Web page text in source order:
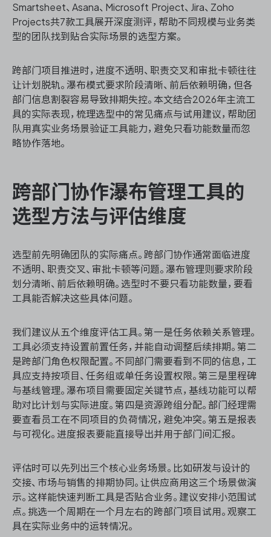
Smartsheet、Asana、Microsoft Project、Jira、Zoho
Projects共7款工具展开深度测评，帮助不同规模与业务类
型的团队找到贴合实际场景的选型方案。
跨部门项目推进时，进度不透明、职责交叉和审批卡顿往往
让计划脱轨。瀑布模式要求阶段清晰、前后依赖明确，但各
部门信息割裂容易导致排期失控。本文结合2026年主流工
具的实际表现，梳理选型中的常见痛点与试用建议，帮助团
队用真实业务场景验证工具能力，避免只看功能数量而忽
略协作落地。
跨部门协作瀑布管理工具的
选型方法与评估维度
选型前先明确团队的实际痛点。跨部门协作通常面临进度
不透明、职责交叉、审批卡顿等问题。瀑布管理则要求阶段
划分清晰、前后依赖明确。选型时不要只看功能数量，要看
工具能否解决这些具体问题。
我们建议从五个维度评估工具。第一是任务依赖关系管理。
工具必须支持设置前置任务，并能自动调整后续排期。第二
是跨部门角色权限配置。不同部门需要看到不同的信息，工
具应支持按项目、任务组或单任务设置权限。第三是里程碑
与基线管理。瀑布项目需要固定关键节点，基线功能可以帮
助对比计划与实际进度。第四是资源跨组分配。部门经理需
要查看员工在不同项目的负荷情况，避免冲突。第五是报表
与可视化。进度报表要能直接导出并用于部门间汇报。
评估时可以先列出三个核心业务场景。比如研发与设计的
交接、市场与销售的排期协同。让供应商用这三个场景做演
示。这样能快速判断工具是否贴合业务。建议安排小范围试
点。挑选一个周期在一个月左右的跨部门项目试用。观察工
具在实际业务中的运转情况。